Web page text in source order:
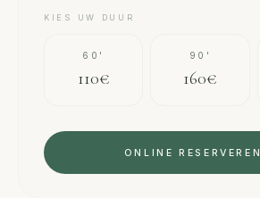
KIES UW DUUR
60'
110€
90'
160€
ONLINE RESERVEREN